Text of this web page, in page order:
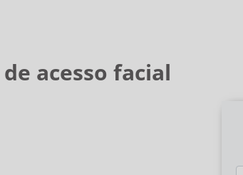
acesso facial